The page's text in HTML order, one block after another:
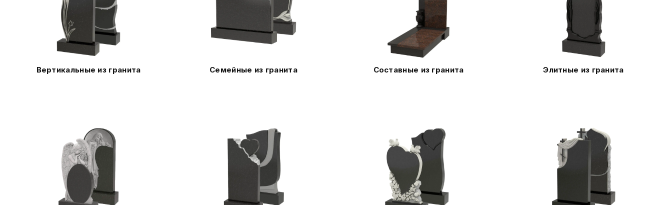
Вертикальные из гранита Семейные из гранита Составные из гранита Элитные из гранита